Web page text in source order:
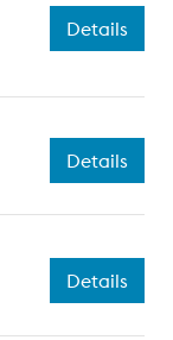
Details
Details
Details